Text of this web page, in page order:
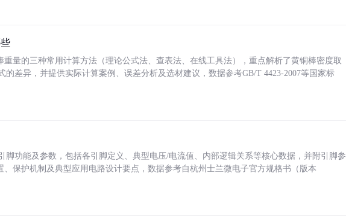
量的三种常用计算方法（理论公式法、查表法、在线工具法），重点解析了黄铜棒密度取
的差异，并提供实际计算案例、误差分析及选材建议，数据参考GB/T 4423-2007等国家标
脚功能及参数，包括各引脚定义、典型电压/电流值、内部逻辑关系等核心数据，并附引脚参
、保护机制及典型应用电路设计要点，数据参考自杭州士兰微电子官方规格书（版本